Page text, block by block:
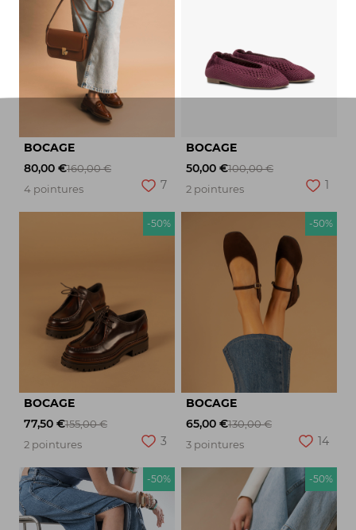
BOCAGE
80,00 €160,00 €
4 pointures
7
BOCAGE
50,00 €100,00 €
2 pointures
1
-50%
BOCAGE
77,50 €155,00 €
2 pointures
3
-50%
BOCAGE
65,00 €130,00 €
3 pointures
14
-50% -50%